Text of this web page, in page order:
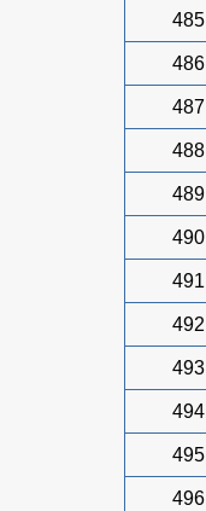
485
486
487
488
489
490
491
492
493
494
495
496